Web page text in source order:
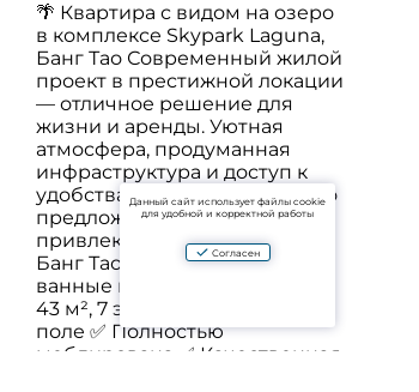
🌴 Квартира с видом на озеро
в комплексе Skypark Laguna,
Банг Тао Современный жилой
проект в престижной локации
— отличное решение для
жизни и аренды. Уютная
атмосфера, продуманная
инфраструктура и доступ к
удобствам Лагуны делают это
предложение особенно
привлекательным. 📍Пляж:
Банг Тао ✅ 2 спальни, 2
ванные комнаты ✅ Площадь:
43 м², 7 этаж ✅ Вид на гольф-
поле ✅ Полностью
меблирована ✅ Качественная
Данный сайт использует файлы cookie
для удобной и корректной работы
Согласен